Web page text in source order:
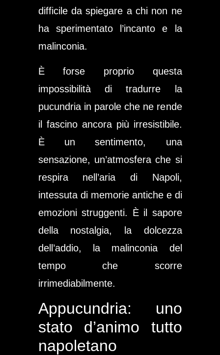
difficile da spiegare a chi non ne
ha sperimentato l’incanto e la
malinconia.
È forse proprio questa
impossibilità di tradurre la
pucundria in parole che ne rende
il fascino ancora più irresistibile.
È un sentimento, una
sensazione, un’atmosfera che si
respira nell’aria di Napoli,
intessuta di memorie antiche e di
emozioni struggenti. È il sapore
della nostalgia, la dolcezza
dell’addio, la malinconia del
tempo che scorre
irrimediabilmente.
Appucundria: uno
stato d’animo tutto
napoletano